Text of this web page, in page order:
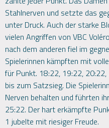
Stahlnerven und setzte das
unter Druck. Auch der starke
vielen Angriffen von VBC
nach dem anderen fiel im
Spielerinnen kämpften mit
für Punkt. 18:22, 19:22,
bis zum Satzsieg. Die
Nerven behalten und führten
25:22. Der hart erkämpfte
1 jubelte mit riesiger Freude.